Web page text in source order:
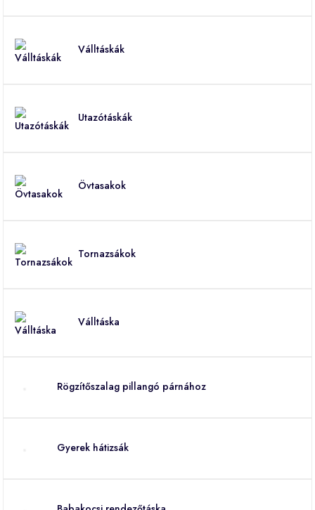
Válltáskák
Utazótáskák
Övtasakok
Tornazsákok
Válltáska
Rögzítőszalag pillangó párnához
Gyerek hátizsák